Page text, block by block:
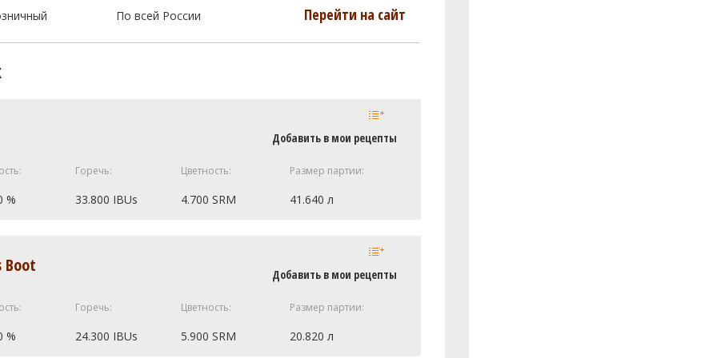
По всей России Перейти на сайт
Добавить в мои рецепты
Горечь: Цветность: Размер партии:
% 33.800 IBUs 4.700 SRM 41.640 л
Добавить в мои рецепты
Boot
Горечь: Цветность: Размер партии:
% 24.300 IBUs 5.900 SRM 20.820 л